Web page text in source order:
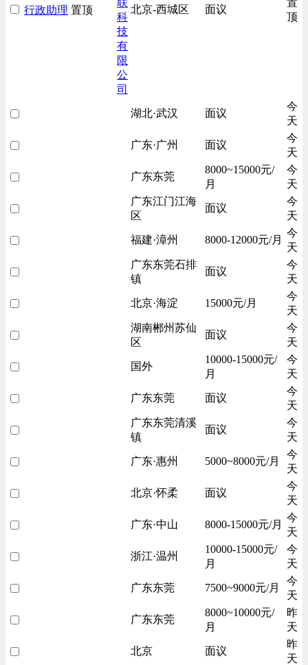
行政助理 置顶
科
技
有
限
公
司
北京-西城区 面议
顶
湖北·武汉 面议
今
天
广东·广州 面议
今
天
广东东莞
8000~15000元/
月
今
天
广东江门江海
区
面议
今
天
福建·漳州 8000-12000元/月
今
天
广东东莞石排
镇
面议
今
天
北京·海淀 15000元/月
今
天
湖南郴州苏仙
区
面议
今
天
国外
10000-15000元/
月
今
天
广东东莞 面议
今
天
广东东莞清溪
镇
面议
今
天
广东·惠州 5000~8000元/月
今
天
北京·怀柔 面议
今
天
广东·中山 8000-15000元/月
今
天
浙江·温州
10000-15000元/
月
今
天
广东东莞 7500~9000元/月
今
天
广东东莞
8000~10000元/
月
昨
天
北京 面议
昨
天